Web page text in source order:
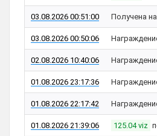
03.08.2026 00:51:00 Получена
03.08.2026 00:50:06
02.08.2026 10:40:06
01.08.2026 23:17:36
01.08.2026 22:17:42
01.08.2026 21:39:06 125.04 viz